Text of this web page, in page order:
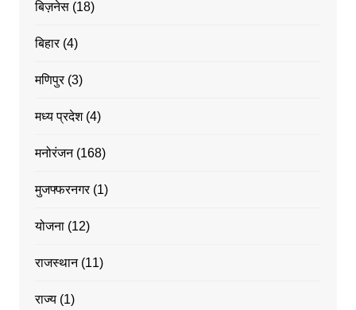
बिज़नेस(18)
बिहार(4)
मणिपुर(3)
मध्य प्रदेश(4)
मनोरंजन(168)
मुजफ्फरनगर(1)
योजना(12)
राजस्थान(11)
राज्य(1)